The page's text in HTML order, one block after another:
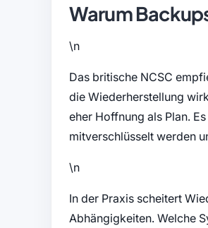
Warum
\n
Das britische NCSC
die Wiederherstellung
eher Hoffnung als Plan.
mitverschlüsselt werden
\n
In der Praxis scheitert
Abhängigkeiten. Welche